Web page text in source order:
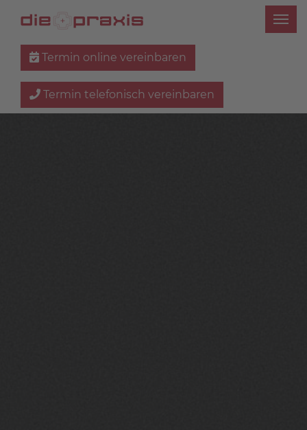
Termin online vereinbaren
Termin telefonisch vereinbaren